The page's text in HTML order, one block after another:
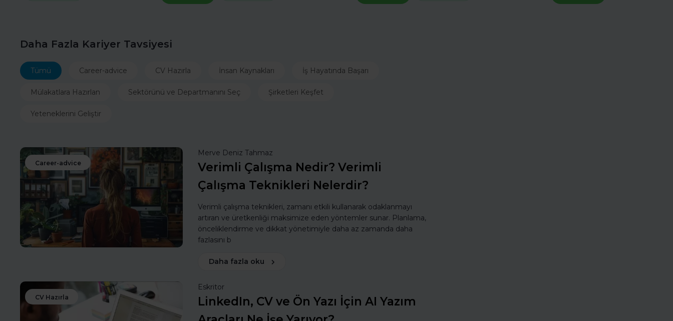
Daha Fazla Kariyer Tavsiyesi
Tümü Career-advice CV Hazırla İnsan Kaynakları İş Hayatında Başarı
Mülakatlara Hazırlan Sektörünü ve Departmanını Seç Şirketleri Keşfet
Yeteneklerini Geliştir
Career-advice
Merve Deniz Tahmaz
Verimli Çalışma Nedir? Verimli
Çalışma Teknikleri Nelerdir?
Verimli çalışma teknikleri, zamanı etkili kullanarak odaklanmayı
artıran ve üretkenliği maksimize eden yöntemler sunar. Planlama,
önceliklendirme ve dikkat yönetimiyle daha az zamanda daha
fazlasını b
Daha fazla oku
CV Hazırla
Eskritor
LinkedIn, CV ve Ön Yazı İçin AI Yazım